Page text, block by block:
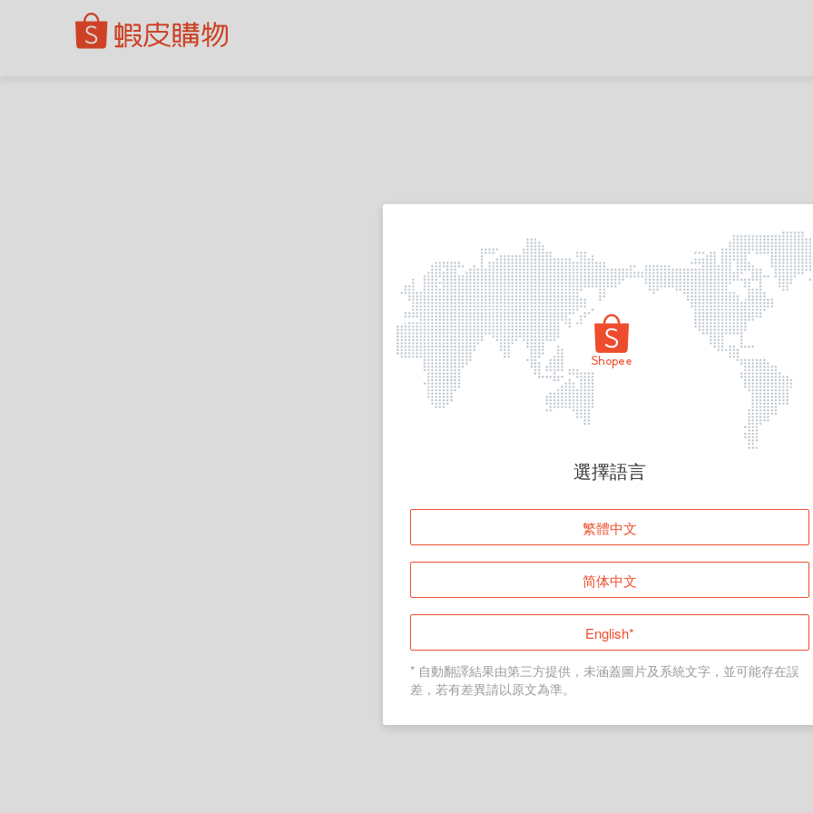
頁面無法顯示
登入
返回首頁
選擇語言
繁體中文
简体中文
English*
* 自動翻譯結果由第三方提供，未涵蓋圖片及系統文字，並可能存在誤
差，若有差異請以原文為準。